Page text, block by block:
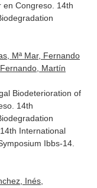
en Congreso. 14th
Mª Mar, Fernando
Martín
Biodeterioration of
14th
International
Ibbs-14.
Inés,